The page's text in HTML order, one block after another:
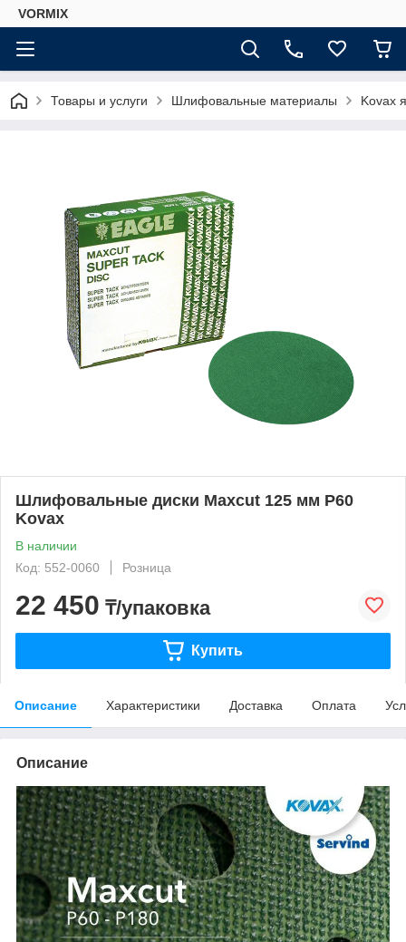
VORMIX
Товары и услуги Шлифовальные материалы Kovax
Шлифовальные диски Maxcut 125 мм P60
Kovax
В наличии
Код: 552-0060
Розница
22 450 ₸/упаковка
Купить
Описание Характеристики Доставка Оплата
Описание